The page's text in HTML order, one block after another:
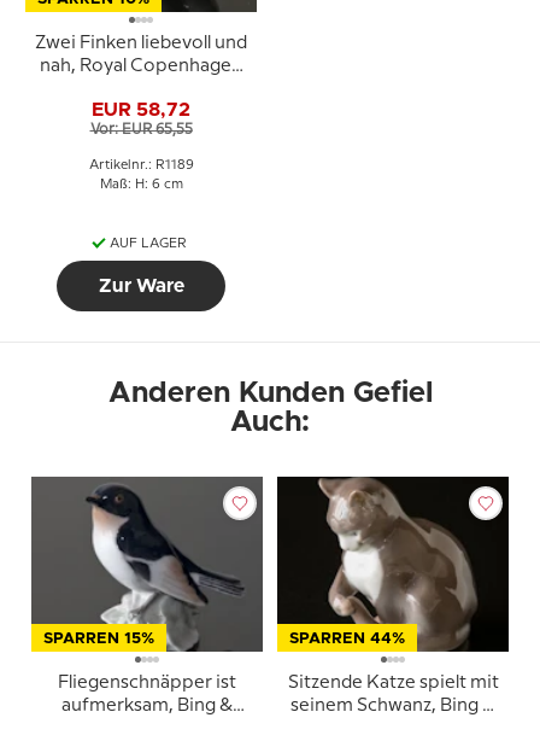
Zwei Finken liebevoll und
nah, Royal Copenhagen
1189
EUR 58,72
Vor: EUR 65,55
Artikelnr.: R1189
Maß: H: 6 cm
AUF LAGER
Zur Ware
Anderen Kunden Gefiel
Auch:
SPARREN 15%
Fliegenschnäpper ist
aufmerksam, Bing &
SPARREN 44%
Sitzende Katze spielt mit
seinem Schwanz, Bing &